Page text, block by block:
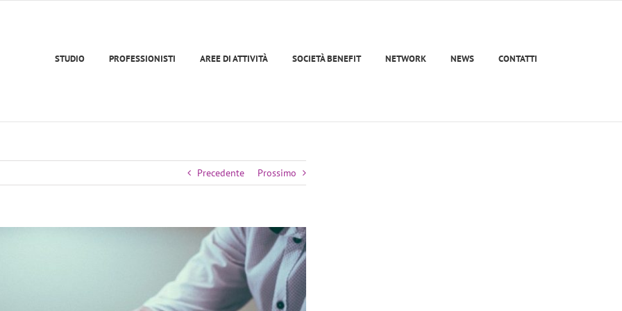
STUDIO PROFESSIONISTI AREE DI ATTIVITÀ SOCIETÀ BENEFIT NETWORK NEWS CONTATTI
Precedente Prossimo